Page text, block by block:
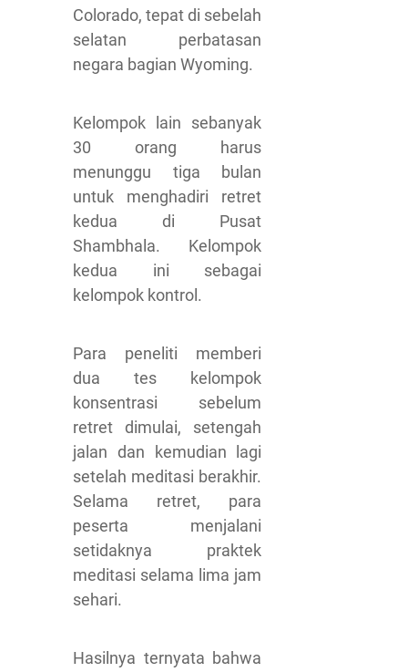
Colorado, tepat di sebelah
selatan perbatasan
negara bagian Wyoming.
Kelompok lain sebanyak
30 orang harus
menunggu tiga bulan
untuk menghadiri retret
kedua di Pusat
Shambhala. Kelompok
kedua ini sebagai
kelompok kontrol.
Para peneliti memberi
dua tes kelompok
konsentrasi sebelum
retret dimulai, setengah
jalan dan kemudian lagi
setelah meditasi berakhir.
Selama retret, para
peserta menjalani
setidaknya praktek
meditasi selama lima jam
sehari.
Hasilnya ternyata bahwa